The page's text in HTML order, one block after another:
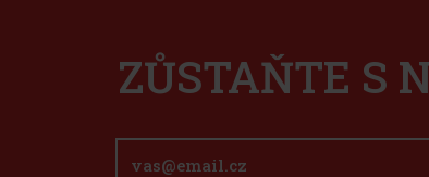
ZŮSTAŇTE S